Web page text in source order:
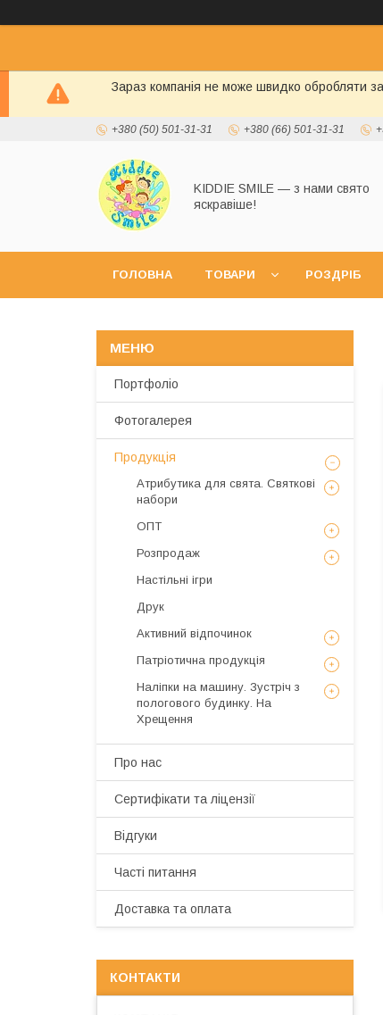
Зараз компанія не може швидко обробляти
+380 (50) 501-31-31 +380 (66) 501-31-31
KIDDIE SMILE — з нами свято
яскравіше!
ГОЛОВНА ТОВАРИ РОЗДРІБ
Портфоліо
Фотогалерея
Продукція
Атрибутика для свята. Святкові
набори
ОПТ
Розпродаж
Настільні ігри
Друк
Активний відпочинок
Патріотична продукція
Наліпки на машину. Зустріч з
пологового будинку. На
Хрещення
Про нас
Сертифікати та ліцензії
Відгуки
Часті питання
Доставка та оплата
КОНТАКТИ